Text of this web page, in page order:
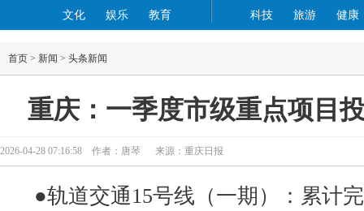
文化
娱乐 教育
科技
旅游 健康
首页 > 新闻 > 头条新闻
重庆：一季度市级重点项目
2026-04-28 07:16:58 作者：唐琴 来源：重庆日报
●轨道交通15号线（一期）：累计